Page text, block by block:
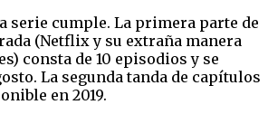
serie cumple. La primera parte de
(Netflix y su extraña manera
consta de 10 episodios y se
La segunda tanda de capítulos
en 2019.